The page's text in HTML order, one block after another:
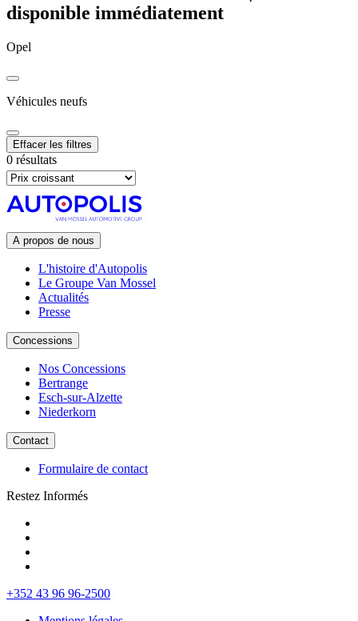
disponible immédiatement
Opel
Véhicules neufs
Effacer les filtres
0 résultats
A propos de nous
L'histoire d'Autopolis
Le Groupe Van Mossel
Actualités
Presse
Concessions
Nos Concessions
Bertrange
Esch-sur-Alzette
Niederkorn
Contact
Formulaire de contact
Restez Informés
+352 43 96 96-2500